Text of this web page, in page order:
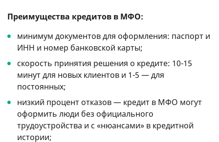
Преимущества кредитов в МФО:
минимум документов для оформления: паспорт и
ИНН и номер банковской карты;
скорость принятия решения о кредите: 10-15
минут для новых клиентов и 1-5 — для
постоянных;
низкий процент отказов — кредит в МФО могут
оформить люди без официального
трудоустройства и с «нюансами» в кредитной
истории;